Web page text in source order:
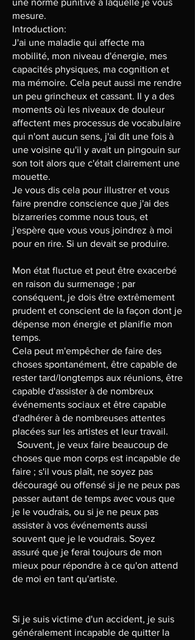
une norme punitive à laquelle je vous
mesure.
Introduction:
J'ai une maladie qui affecte ma
mobilité, mon niveau d'énergie, mes
capacités physiques, ma cognition et
ma mémoire. Cela peut aussi me rendre
un peu grincheux et cassant. Il y a des
moments où les niveaux de douleur
affectent mes processus de vocabulaire
qui n'ont aucun sens, j'ai dit une fois à
une voisine qu'il y avait un pingouin sur
son toit alors que c'était clairement une
mouette.
Je vous dis cela pour illustrer et vous
faire prendre conscience que j'ai des
bizarreries comme nous tous, et
j'espère que vous vous joindrez à moi
pour en rire. Si un devait se produire.
Mon état fluctue et peut être exacerbé
en raison du surmenage ; par
conséquent, je dois être extrêmement
prudent et conscient de la façon dont je
dépense mon énergie et planifie mon
temps.
Cela peut m'empêcher de faire des
choses spontanément, être capable de
rester tard/longtemps aux réunions, être
capable d'assister à de nombreux
événements sociaux et être capable
d'adhérer à de nombreuses attentes
placées sur les artistes et leur travail.
Souvent, je veux faire beaucoup de
choses que mon corps est incapable de
faire ; s'il vous plaît, ne soyez pas
découragé ou offensé si je ne peux pas
passer autant de temps avec vous que
je le voudrais, ou si je ne peux pas
assister à vos événements aussi
souvent que je le voudrais. Soyez
assuré que je ferai toujours de mon
mieux pour répondre à ce qu'on attend
de moi en tant qu'artiste.
Si je suis victime d'un accident, je suis
généralement incapable de quitter la